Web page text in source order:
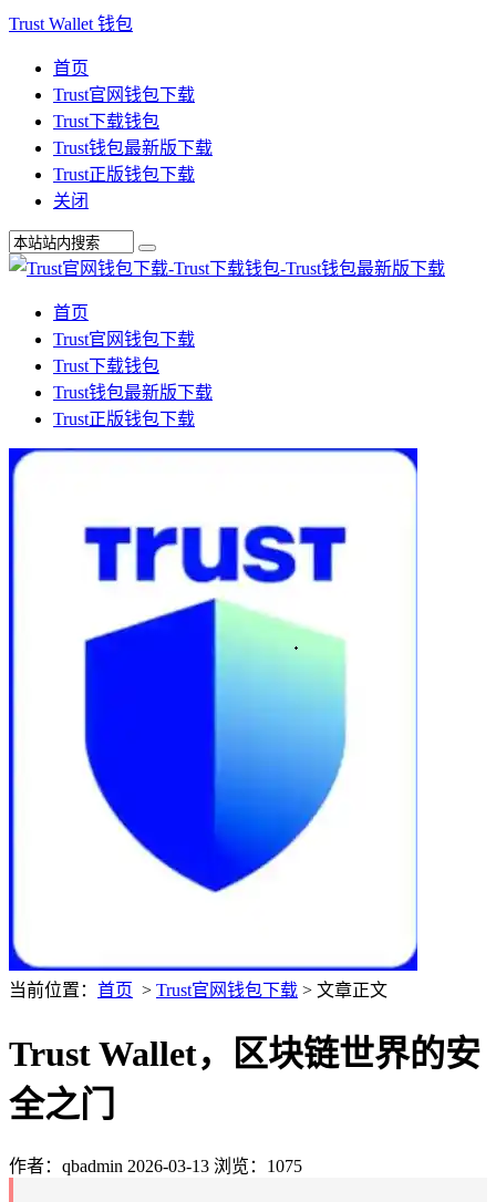
Trust Wallet 钱包
首页
Trust官网钱包下载
Trust下载钱包
Trust钱包最新版下载
Trust正版钱包下载
关闭
首页
Trust官网钱包下载
Trust下载钱包
Trust钱包最新版下载
Trust正版钱包下载
当前位置： 首页 > Trust官网钱包下载 > 文章正文
Trust Wallet，区块链世界的安
全之门
作者：qbadmin 2026-03-13 浏览：1075